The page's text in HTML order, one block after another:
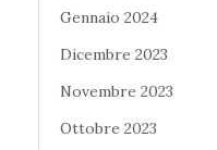
Gennaio 2024
Dicembre 2023
Novembre 2023
Ottobre 2023